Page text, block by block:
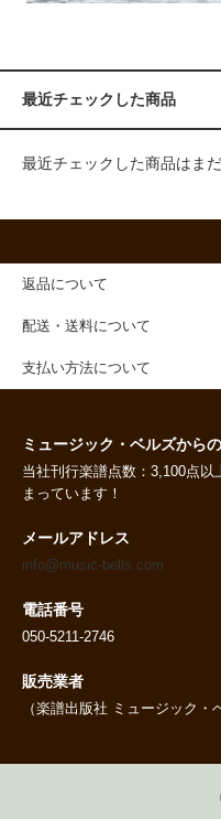
最近チェックした商品
最近チェックした商品はまだ
返品について
配送・送料について
支払い方法について
ミュージック・ベルズから
当社刊行楽譜点数：3,100点
まっています！
メールアドレス
info@music-bells.com
電話番号
050-5211-2746
販売業者
（楽譜出版社 ミュージック